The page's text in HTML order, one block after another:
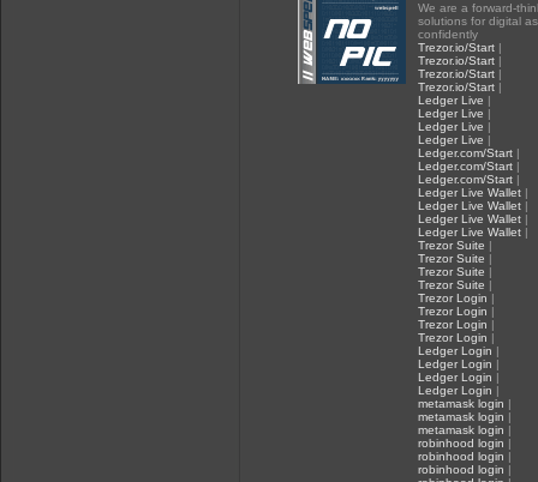
We are a forward-
solutions for digital
confidently
Trezor.io/Start |
Trezor.io/Start |
Trezor.io/Start |
Trezor.io/Start |
Ledger Live |
Ledger Live |
Ledger Live |
Ledger Live |
Ledger.com/Start |
Ledger.com/Start |
Ledger.com/Start |
Ledger Live Wallet |
Ledger Live Wallet |
Ledger Live Wallet |
Ledger Live Wallet |
Trezor Suite |
Trezor Suite |
Trezor Suite |
Trezor Suite |
Trezor Login |
Trezor Login |
Trezor Login |
Trezor Login |
Ledger Login |
Ledger Login |
Ledger Login |
Ledger Login |
metamask login |
metamask login |
metamask login |
robinhood login |
robinhood login |
robinhood login |